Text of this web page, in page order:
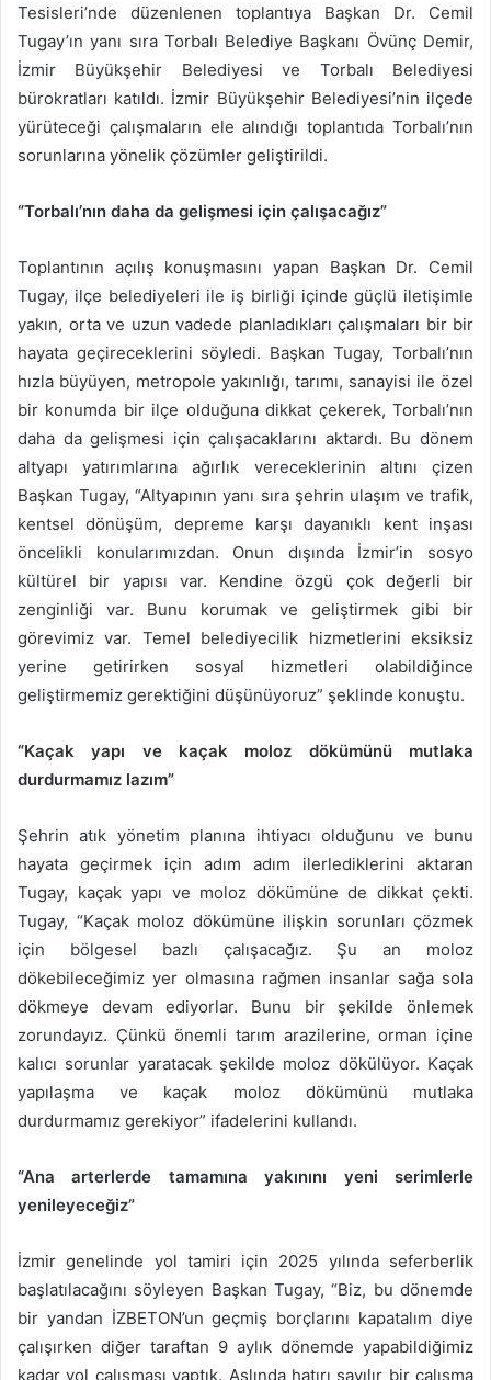
Tesisleri’nde düzenlenen toplantıya Başkan Dr. Cemil
Tugay’ın yanı sıra Torbalı Belediye Başkanı Övünç Demir,
İzmir Büyükşehir Belediyesi ve Torbalı Belediyesi
bürokratları katıldı. İzmir Büyükşehir Belediyesi’nin ilçede
yürüteceği çalışmaların ele alındığı toplantıda Torbalı’nın
sorunlarına yönelik çözümler geliştirildi.
“Torbalı’nın daha da gelişmesi için çalışacağız”
Toplantının açılış konuşmasını yapan Başkan Dr. Cemil
Tugay, ilçe belediyeleri ile iş birliği içinde güçlü iletişimle
yakın, orta ve uzun vadede planladıkları çalışmaları bir bir
hayata geçireceklerini söyledi. Başkan Tugay, Torbalı’nın
hızla büyüyen, metropole yakınlığı, tarımı, sanayisi ile özel
bir konumda bir ilçe olduğuna dikkat çekerek, Torbalı’nın
daha da gelişmesi için çalışacaklarını aktardı. Bu dönem
altyapı yatırımlarına ağırlık vereceklerinin altını çizen
Başkan Tugay, “Altyapının yanı sıra şehrin ulaşım ve trafik,
kentsel dönüşüm, depreme karşı dayanıklı kent inşası
öncelikli konularımızdan. Onun dışında İzmir’in sosyo
kültürel bir yapısı var. Kendine özgü çok değerli bir
zenginliği var. Bunu korumak ve geliştirmek gibi bir
görevimiz var. Temel belediyecilik hizmetlerini eksiksiz
yerine getirirken sosyal hizmetleri olabildiğince
geliştirmemiz gerektiğini düşünüyoruz” şeklinde konuştu.
“Kaçak yapı ve kaçak moloz dökümünü mutlaka
durdurmamız lazım”
Şehrin atık yönetim planına ihtiyacı olduğunu ve bunu
hayata geçirmek için adım adım ilerlediklerini aktaran
Tugay, kaçak yapı ve moloz dökümüne de dikkat çekti.
Tugay, “Kaçak moloz dökümüne ilişkin sorunları çözmek
için bölgesel bazlı çalışacağız. Şu an moloz
dökebileceğimiz yer olmasına rağmen insanlar sağa sola
dökmeye devam ediyorlar. Bunu bir şekilde önlemek
zorundayız. Çünkü önemli tarım arazilerine, orman içine
kalıcı sorunlar yaratacak şekilde moloz dökülüyor. Kaçak
yapılaşma ve kaçak moloz dökümünü mutlaka
durdurmamız gerekiyor” ifadelerini kullandı.
“Ana arterlerde tamamına yakınını yeni serimlerle
yenileyeceğiz”
İzmir genelinde yol tamiri için 2025 yılında seferberlik
başlatılacağını söyleyen Başkan Tugay, “Biz, bu dönemde
bir yandan İZBETON’un geçmiş borçlarını kapatalım diye
çalışırken diğer taraftan 9 aylık dönemde yapabildiğimiz
kadar yol çalışması yaptık. Aslında hatırı sayılır bir çalışma